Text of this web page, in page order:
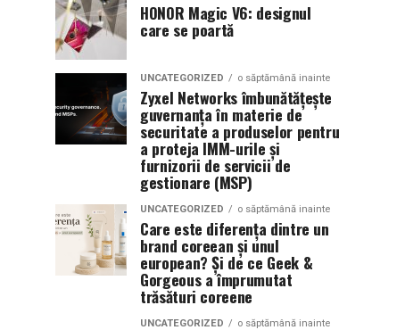
HONOR Magic V6: designul
care se poartă
UNCATEGORIZED o săptămână inainte
Zyxel Networks îmbunătățește
guvernanța în materie de
securitate a produselor pentru
a proteja IMM-urile și
furnizorii de servicii de
gestionare (MSP)
UNCATEGORIZED o săptămână inainte
Care este diferența dintre un
brand coreean și unul
european? Și de ce Geek &
Gorgeous a împrumutat
trăsături coreene
UNCATEGORIZED o săptămână inainte